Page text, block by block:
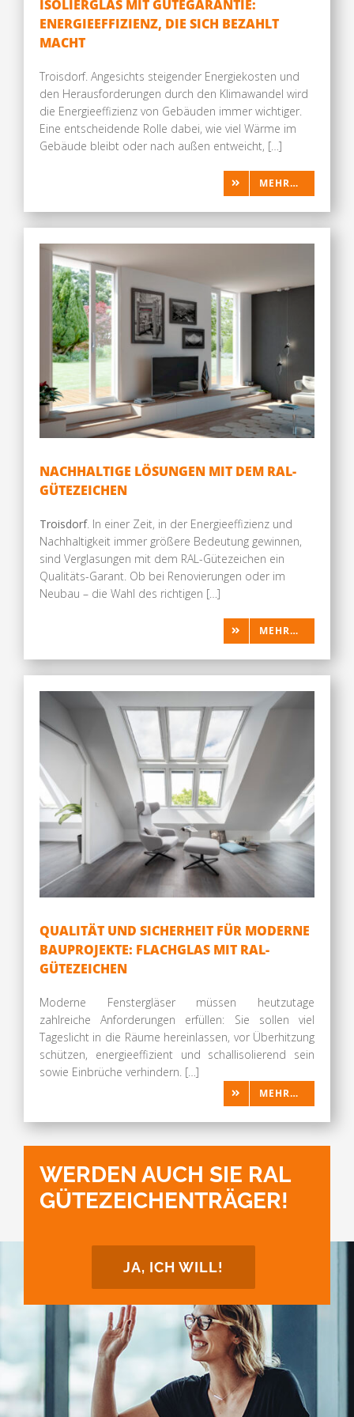
Presse
ISOLIERGLAS MIT GÜTEGARANTIE:
ENERGIEEFFIZIENZ, DIE SICH BEZAHLT
MACHT
Troisdorf. Angesichts steigender Energiekosten und
den Herausforderungen durch den Klimawandel wird
die Energieeffizienz von Gebäuden immer wichtiger.
Eine entscheidende Rolle dabei, wie viel Wärme im
Gebäude bleibt oder nach außen entweicht, […]
MEHR…
NACHHALTIGE LÖSUNGEN MIT DEM RAL-
GÜTEZEICHEN
Troisdorf. In einer Zeit, in der Energieeffizienz und
Nachhaltigkeit immer größere Bedeutung gewinnen,
sind Verglasungen mit dem RAL-Gütezeichen ein
Qualitäts-Garant. Ob bei Renovierungen oder im
Neubau – die Wahl des richtigen […]
MEHR…
QUALITÄT UND SICHERHEIT FÜR MODERNE
BAUPROJEKTE: FLACHGLAS MIT RAL-
GÜTEZEICHEN
Moderne Fenstergläser müssen heutzutage
zahlreiche Anforderungen erfüllen: Sie sollen viel
Tageslicht in die Räume hereinlassen, vor Überhitzung
schützen, energieeffizient und schallisolierend sein
sowie Einbrüche verhindern. […]
MEHR…
WERDEN AUCH SIE RAL
GÜTEZEICHENTRÄGER!
JA, ICH WILL!